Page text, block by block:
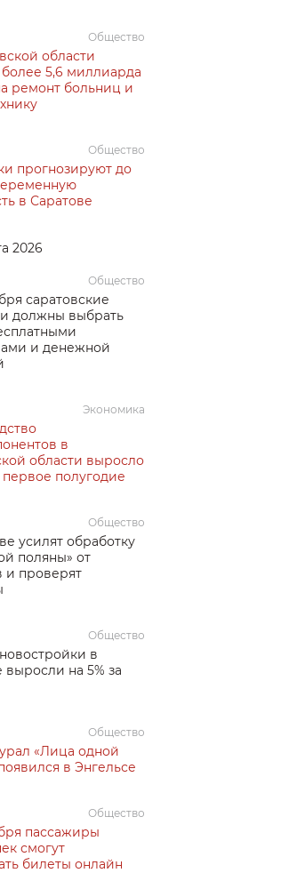
Общество
области
более 5,6 миллиарда
ремонт больниц и
Общество
прогнозируют до
в Саратове
2026
Общество
саратовские
должны выбрать
и денежной
Экономика
в
области выросло
первое полугодие
Общество
усилят обработку
поляны» от
и проверят
Общество
в
выросли на 5% за
Общество
«Лица одной
в Энгельсе
Общество
пассажиры
смогут
билеты онлайн